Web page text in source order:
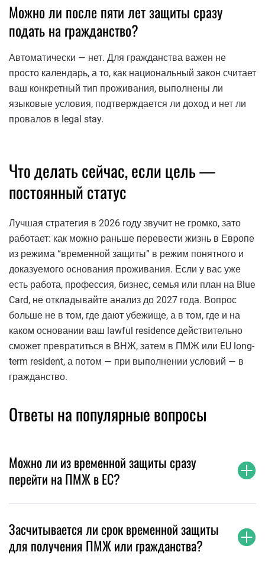
Можно ли после пяти лет защиты сразу
подать на гражданство?
Автоматически — нет. Для гражданства важен не
просто календарь, а то, как национальный закон считает
ваш конкретный тип проживания, выполнены ли
языковые условия, подтверждается ли доход и нет ли
провалов в legal stay.
Что делать сейчас, если цель —
постоянный статус
Лучшая стратегия в 2026 году звучит не громко, зато
работает: как можно раньше перевести жизнь в Европе
из режима “временной защиты” в режим понятного и
доказуемого основания проживания. Если у вас уже
есть работа, профессия, бизнес, семья или план на Blue
Card, не откладывайте анализ до 2027 года. Вопрос
больше не в том, где дают убежище, а в том, где и на
каком основании ваш lawful residence действительно
сможет превратиться в ВНЖ, затем в ПМЖ или EU long-
term resident, а потом — при выполнении условий — в
гражданство.
Ответы на популярные вопросы
Можно ли из временной защиты сразу
перейти на ПМЖ в ЕС?
Засчитывается ли срок временной защиты
для получения ПМЖ или гражданства?